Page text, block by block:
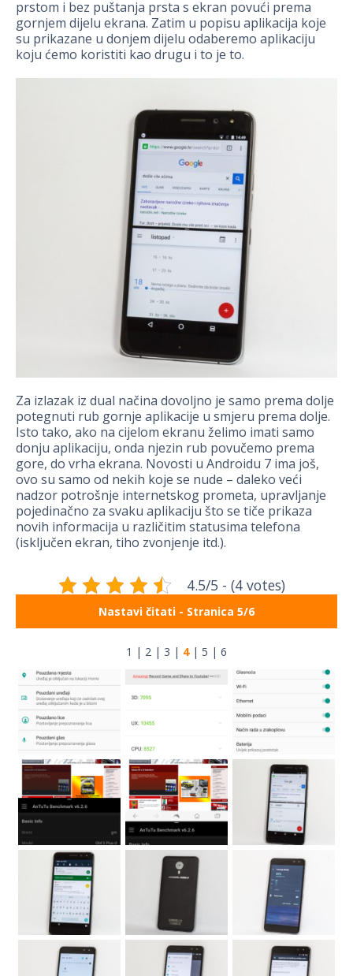
prstom i bez puštanja prsta s ekran povući prema
gornjem dijelu ekrana. Zatim u popisu aplikacija koje
su prikazane u donjem dijelu odaberemo aplikaciju
koju ćemo koristiti kao drugu i to je to.
Za izlazak iz dual načina dovoljno je samo prema dolje
potegnuti rub gornje aplikacije u smjeru prema dolje.
Isto tako, ako na cijelom ekranu želimo imati samo
donju aplikaciju, onda njezin rub povučemo prema
gore, do vrha ekrana. Novosti u Androidu 7 ima još,
ovo su samo od nekih koje se nude – daleko veći
nadzor potrošnje internetskog prometa, upravljanje
pojedinačno za svaku aplikaciju što se tiče prikaza
novih informacija u različitim statusima telefona
(isključen ekran, tiho zvonjenje itd.).
4.5/5 - (4 votes)
Nastavi čitati - Stranica 5/6
1 | 2 | 3 | 4| 5 | 6